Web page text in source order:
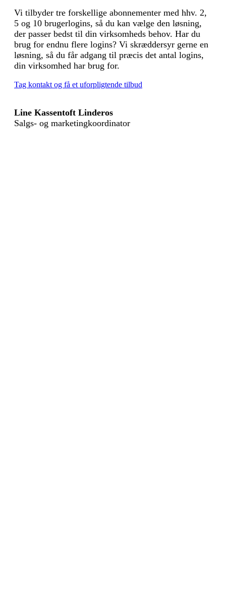
Vi tilbyder tre forskellige abonnementer med hhv. 2,
5 og 10 brugerlogins, så du kan vælge den løsning,
der passer bedst til din virksomheds behov. Har du
brug for endnu flere logins? Vi skræddersyr gerne en
løsning, så du får adgang til præcis det antal logins,
din virksomhed har brug for.
Tag kontakt og få et uforpligtende tilbud
Line Kassentoft Linderos
Salgs- og marketingkoordinator